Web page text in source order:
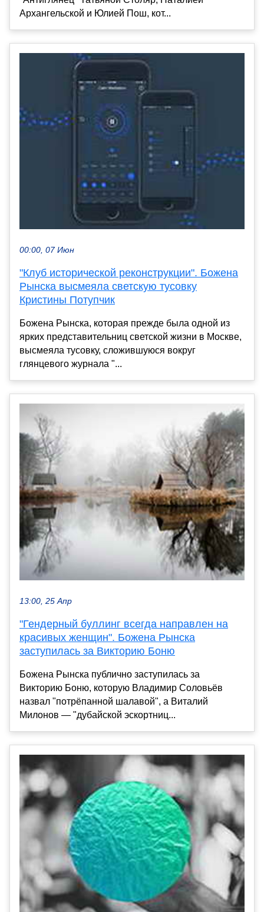
Архангельской и Юлией Пош, кот...
00:00, 07 Июн
"Клуб исторической реконструкции". Божена
Рынска высмеяла светскую тусовку
Кристины Потупчик
Божена Рынска, которая прежде была одной из
ярких представительниц светской жизни в Москве,
высмеяла тусовку, сложившуюся вокруг
глянцевого журнала "...
13:00, 25 Апр
"Гендерный буллинг всегда направлен на
красивых женщин". Божена Рынска
заступилась за Викторию Боню
Божена Рынска публично заступилась за
Викторию Боню, которую Владимир Соловьёв
назвал "потрёпанной шалавой", а Виталий
Милонов — "дубайской эскортниц...